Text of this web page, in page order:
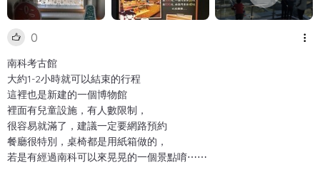
0
南科考古館
大約1-2小時就可以結束的行程
這裡也是新建的一個博物館
裡面有兒童設施，有人數限制，
很容易就滿了，建議一定要網路預約
餐廳很特別，桌椅都是用紙箱做的，
若是有經過南科可以來晃晃的一個景點唷⋯⋯